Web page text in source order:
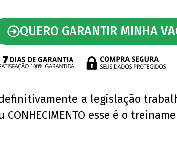
QUERO GARANTIR MINHA
definitivamente a legislação
esse é o